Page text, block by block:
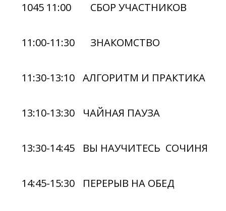
1045 11:00 СБОР УЧАСТНИКОВ
11:00-11:30 ЗНАКОМСТВО
11:30-13:10 АЛГОРИТМ И ПРАКТИКА
13:10-13:30 ЧАЙНАЯ ПАУЗА
13:30-14:45 ВЫ НАУЧИТЕСЬ
14:45-15:30 ПЕРЕРЫВ НА ОБЕД